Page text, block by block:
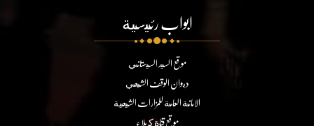
ابواب رئيسية
موقع السيد السيستاني
ديوان الوقف الشيعي
الامانة العامة للمزارات الشيعية